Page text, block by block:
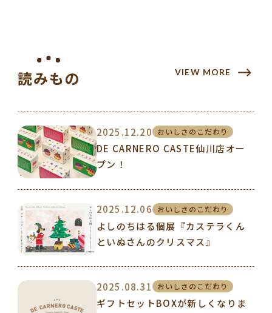
読みもの VIEW MORE
2025.12.20 おいしさのこだわり
DE CARNERO CASTE仙川店オー
プン！
2025.12.06 おいしさのこだわり
よしのちはる個展『カステラくん
といぬさんのクリスマス』
2025.08.31 おいしさのこだわり
ギフトセットBOXが新しくなりま